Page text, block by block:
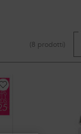
(8 prodotti)